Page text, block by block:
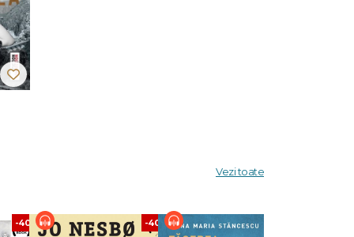
Vezi toate
-40% -40%